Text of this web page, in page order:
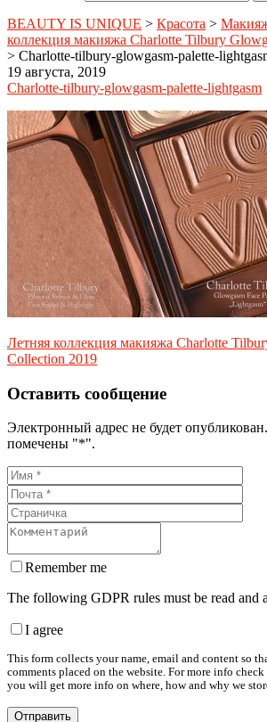
BEAUTY IS UNIQUE > Красота >
коллекция макияжа Charlotte Tilbury
> Charlotte-tilbury-glowgasm-palette-
19 августа, 2019
Charlotte-tilbury-glowgasm-palette-lightgasm
Летняя коллекция макияжа Charlotte
Collection 2019
Оставить сообщение
Электронный адрес не будет
помечены "*".
Remember me
The following GDPR rules must be read and
I agree
This form collects your name, email and content so
comments placed on the website. For more info
you will get more info on where, how and why we